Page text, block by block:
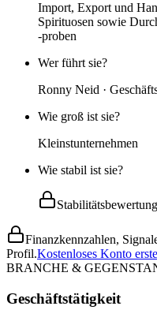
Import, Export und
Spirituosen sowie
-proben
Wer führt sie?
Ronny Neid ·
Wie groß ist sie?
Kleinstunternehmen
Wie stabil ist sie?
Finanzkennzahlen,
Profil.Kostenloses Konto
BRANCHE &
Geschäftstätigkeit